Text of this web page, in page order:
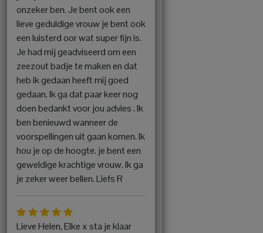
onzeker ben. Je bent ook een
lieve geduldige vrouw je bent ook
een luisterd oor wat super fijn is.
Je had mij geadviseerd om een
zeezout badje te maken en dat
heb ik gedaan heeft mij goed
gedaan. Ik ga dat paar keer nog
doen bedankt voor jou advies . Ik
ben benieuwd wanneer de
voorspellingen uit gaan komen. Ik
hou je op de hoogte. je bent een
geweldige krachtige vrouw. Ik ga
je zeker weer bellen. Liefs R
Lieve Helen, Elke x sta je klaar